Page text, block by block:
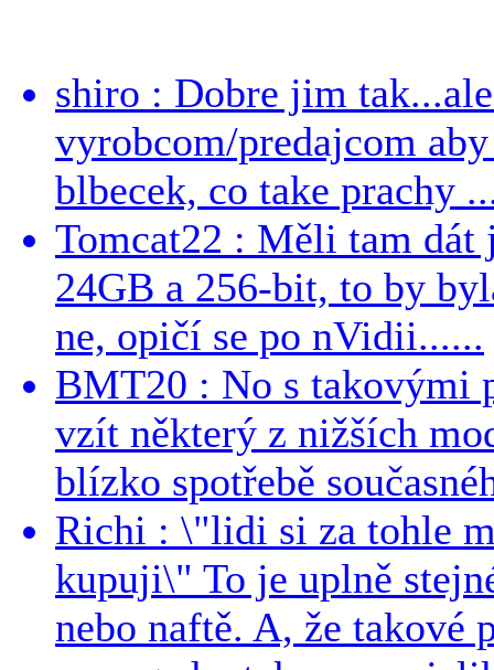
shiro : Dobre jim
vyrobcom/predajcom
blbecek, co take prachy
Tomcat22 : Měli tam dát
24GB a 256-bit, to by
ne, opičí se po nVidii......
BMT20 : No s takovými
vzít některý z nižších
blízko spotřebě
Richi : \"lidi si za tohle
kupuji\" To je uplně
nebo naftě. A, že takové